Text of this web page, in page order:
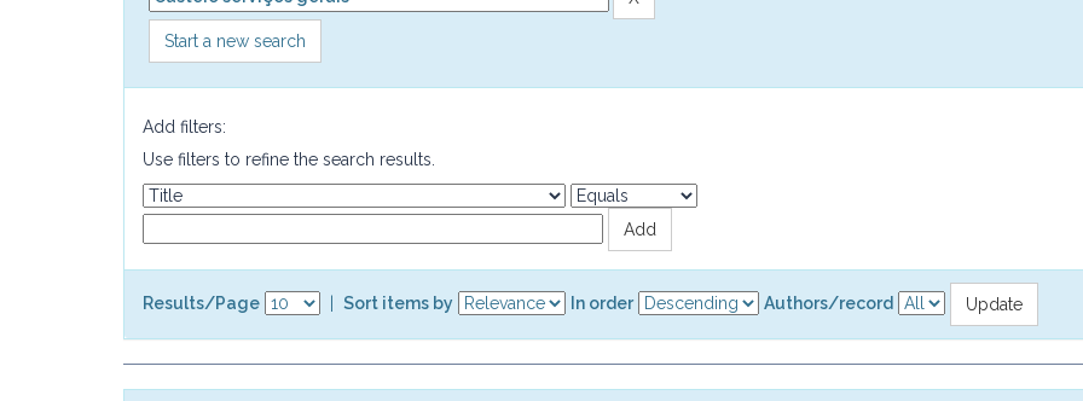
Start a new search
Add filters:
Use filters to refine the search results.
Results/Page Sort items by In order Authors/record